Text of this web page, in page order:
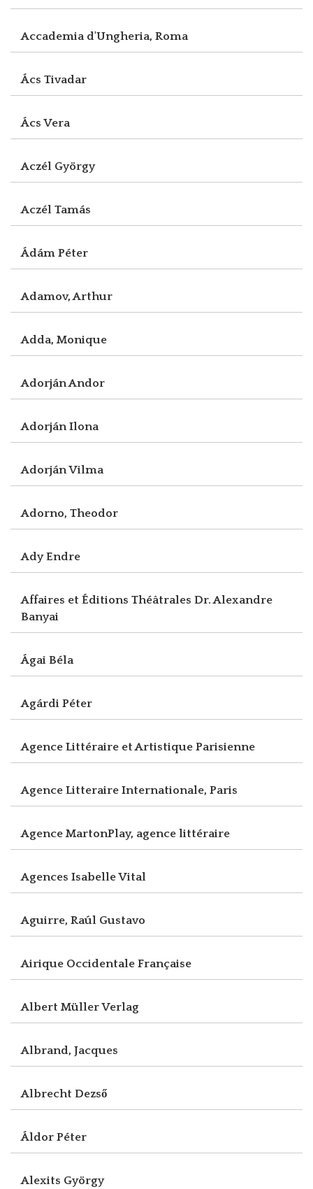
Accademia d'Ungheria, Roma
Ács Tivadar
Ács Vera
Aczél György
Aczél Tamás
Ádám Péter
Adamov, Arthur
Adda, Monique
Adorján Andor
Adorján Ilona
Adorján Vilma
Adorno, Theodor
Ady Endre
Affaires et Éditions Théâtrales Dr. Alexandre
Banyai
Ágai Béla
Agárdi Péter
Agence Littéraire et Artistique Parisienne
Agence Litteraire Internationale, Paris
Agence MartonPlay, agence littéraire
Agences Isabelle Vital
Aguirre, Raúl Gustavo
Airique Occidentale Française
Albert Müller Verlag
Albrand, Jacques
Albrecht Dezső
Áldor Péter
Alexits György